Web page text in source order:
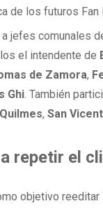
de los futuros Fan
a jefes comunales
el intendente de
de Zamora,
Ghi. También
Quilmes, San
repetir el
objetivo